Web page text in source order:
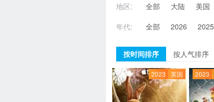
地区:
全部 大陆 美国
年代:
全部 2026 2025
按时间排序 按人气排序
2023 英国 2023